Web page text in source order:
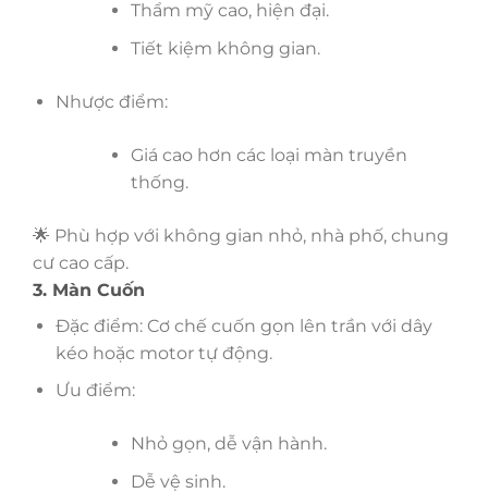
Thẩm mỹ cao, hiện đại.
Tiết kiệm không gian.
Nhược điểm:
Giá cao hơn các loại màn truyền
thống.
🌟 Phù hợp với không gian nhỏ, nhà phố, chung
cư cao cấp.
3. Màn Cuốn
Đặc điểm: Cơ chế cuốn gọn lên trần với dây
kéo hoặc motor tự động.
Ưu điểm:
Nhỏ gọn, dễ vận hành.
Dễ vệ sinh.